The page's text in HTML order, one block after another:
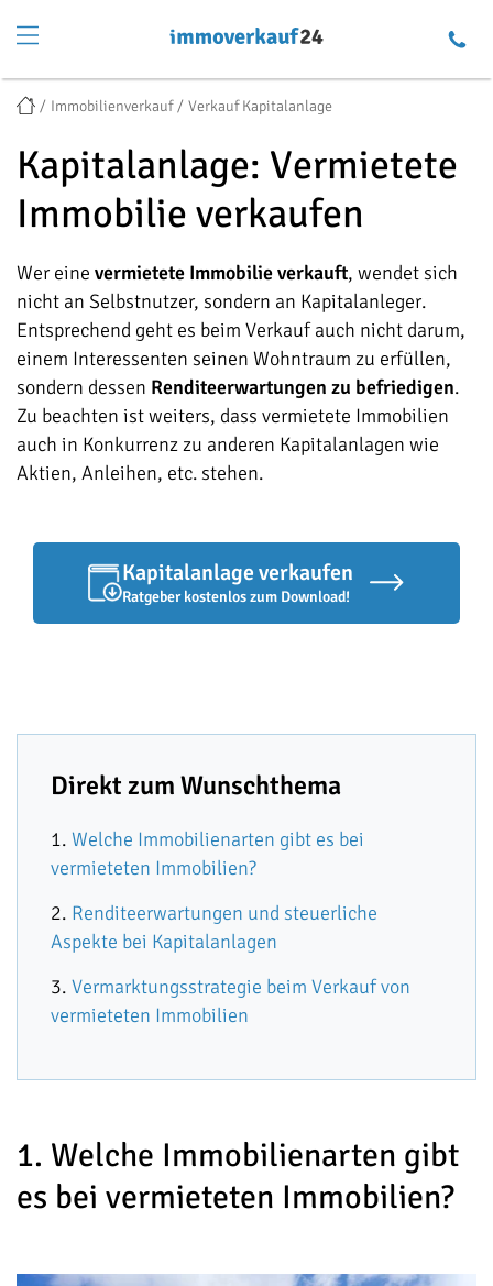
Immobilienverkauf Verkauf Kapitalanlage
Kapitalanlage: Vermietete
Immobilie verkaufen
Wer eine vermietete Immobilie verkauft, wendet sich
nicht an Selbstnutzer, sondern an Kapitalanleger.
Entsprechend geht es beim Verkauf auch nicht darum,
einem Interessenten seinen Wohntraum zu erfüllen,
sondern dessen Renditeerwartungen zu befriedigen.
Zu beachten ist weiters, dass vermietete Immobilien
auch in Konkurrenz zu anderen Kapitalanlagen wie
Aktien, Anleihen, etc. stehen.
Kapitalanlage verkaufen
Ratgeber kostenlos zum Download!
Direkt zum Wunschthema
Welche Immobilienarten gibt es bei
vermieteten Immobilien?
Renditeerwartungen und steuerliche
Aspekte bei Kapitalanlagen
Vermarktungsstrategie beim Verkauf von
vermieteten Immobilien
1. Welche Immobilienarten gibt
es bei vermieteten Immobilien?